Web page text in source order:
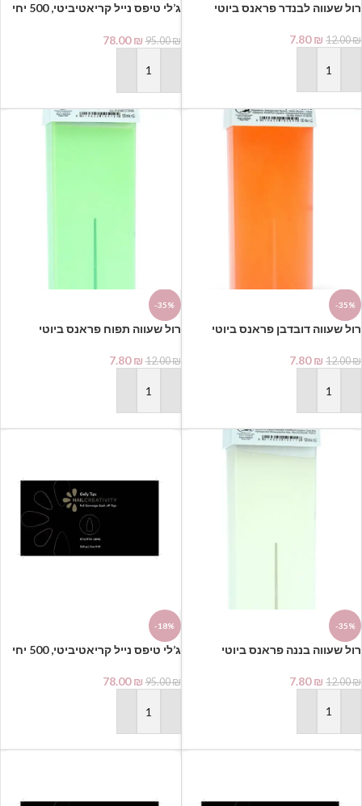
12.00₪
7.80₪
הוספה לסל
⁦ג’לי טיפס נייל קריאטיביטי, 500 יחי
95.00₪
78.00₪
הוספה לסל
-35%
12.00₪
7.80₪
הוספה לסל
-35%
12.00₪
7.80₪
הוספה לסל
-35%
12.00₪
7.80₪
הוספה לסל
-18%
95.00₪
78.00₪
הוספה לסל